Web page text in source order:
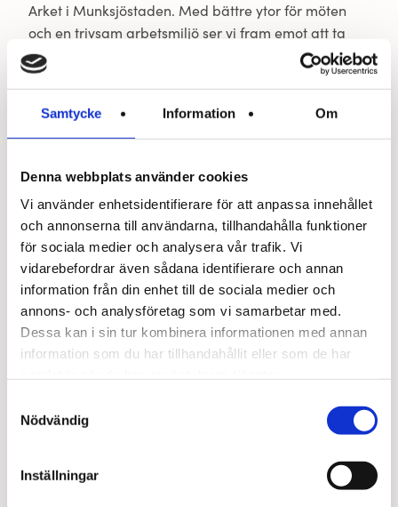
Samtycke Information Om
Denna webbplats använder cookies
Vi använder enhetsidentifierare för att anpassa innehållet
och annonserna till användarna, tillhandahålla funktioner
för sociala medier och analysera vår trafik. Vi
vidarebefordrar även sådana identifierare och annan
information från din enhet till de sociala medier och
annons- och analysföretag som vi samarbetar med.
Dessa kan i sin tur kombinera informationen med annan
information som du har tillhandahållit eller som de har
Nödvändig
Inställningar
Arket i Munksjöstaden. Med bättre ytor för möten
och en trivsam arbetsmiljö ser vi fram emot att ta
emot er där. Varmt välkommen till oss i vår nya lokal.